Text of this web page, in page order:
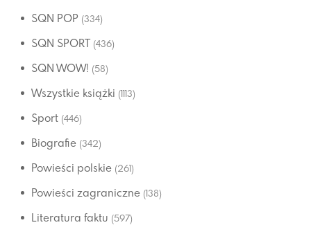
SQN POP (334)
SQN SPORT (436)
SQN WOW! (58)
Wszystkie książki (1113)
Sport (446)
Biografie (342)
Powieści polskie (261)
Powieści zagraniczne (138)
Literatura faktu (597)